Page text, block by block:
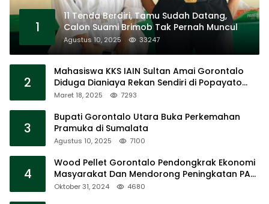
1
11 Tenda Berdiri, Tamu Sudah Datang,
Calon Suami Brimob Tak Pernah Muncul
Agustus 10, 2025 33247
2
Mahasiswa KKS IAIN Sultan Amai Gorontalo
Diduga Dianiaya Rekan Sendiri di Popayato
Barat
Maret 18, 2025 7293
3
Bupati Gorontalo Utara Buka Perkemahan
Pramuka di Sumalata
Agustus 10, 2025 7100
4
Wood Pellet Gorontalo Pendongkrak Ekonomi
Masyarakat Dan Mendorong Peningkatan PAD
Gorontalo
Oktober 31, 2024 4680